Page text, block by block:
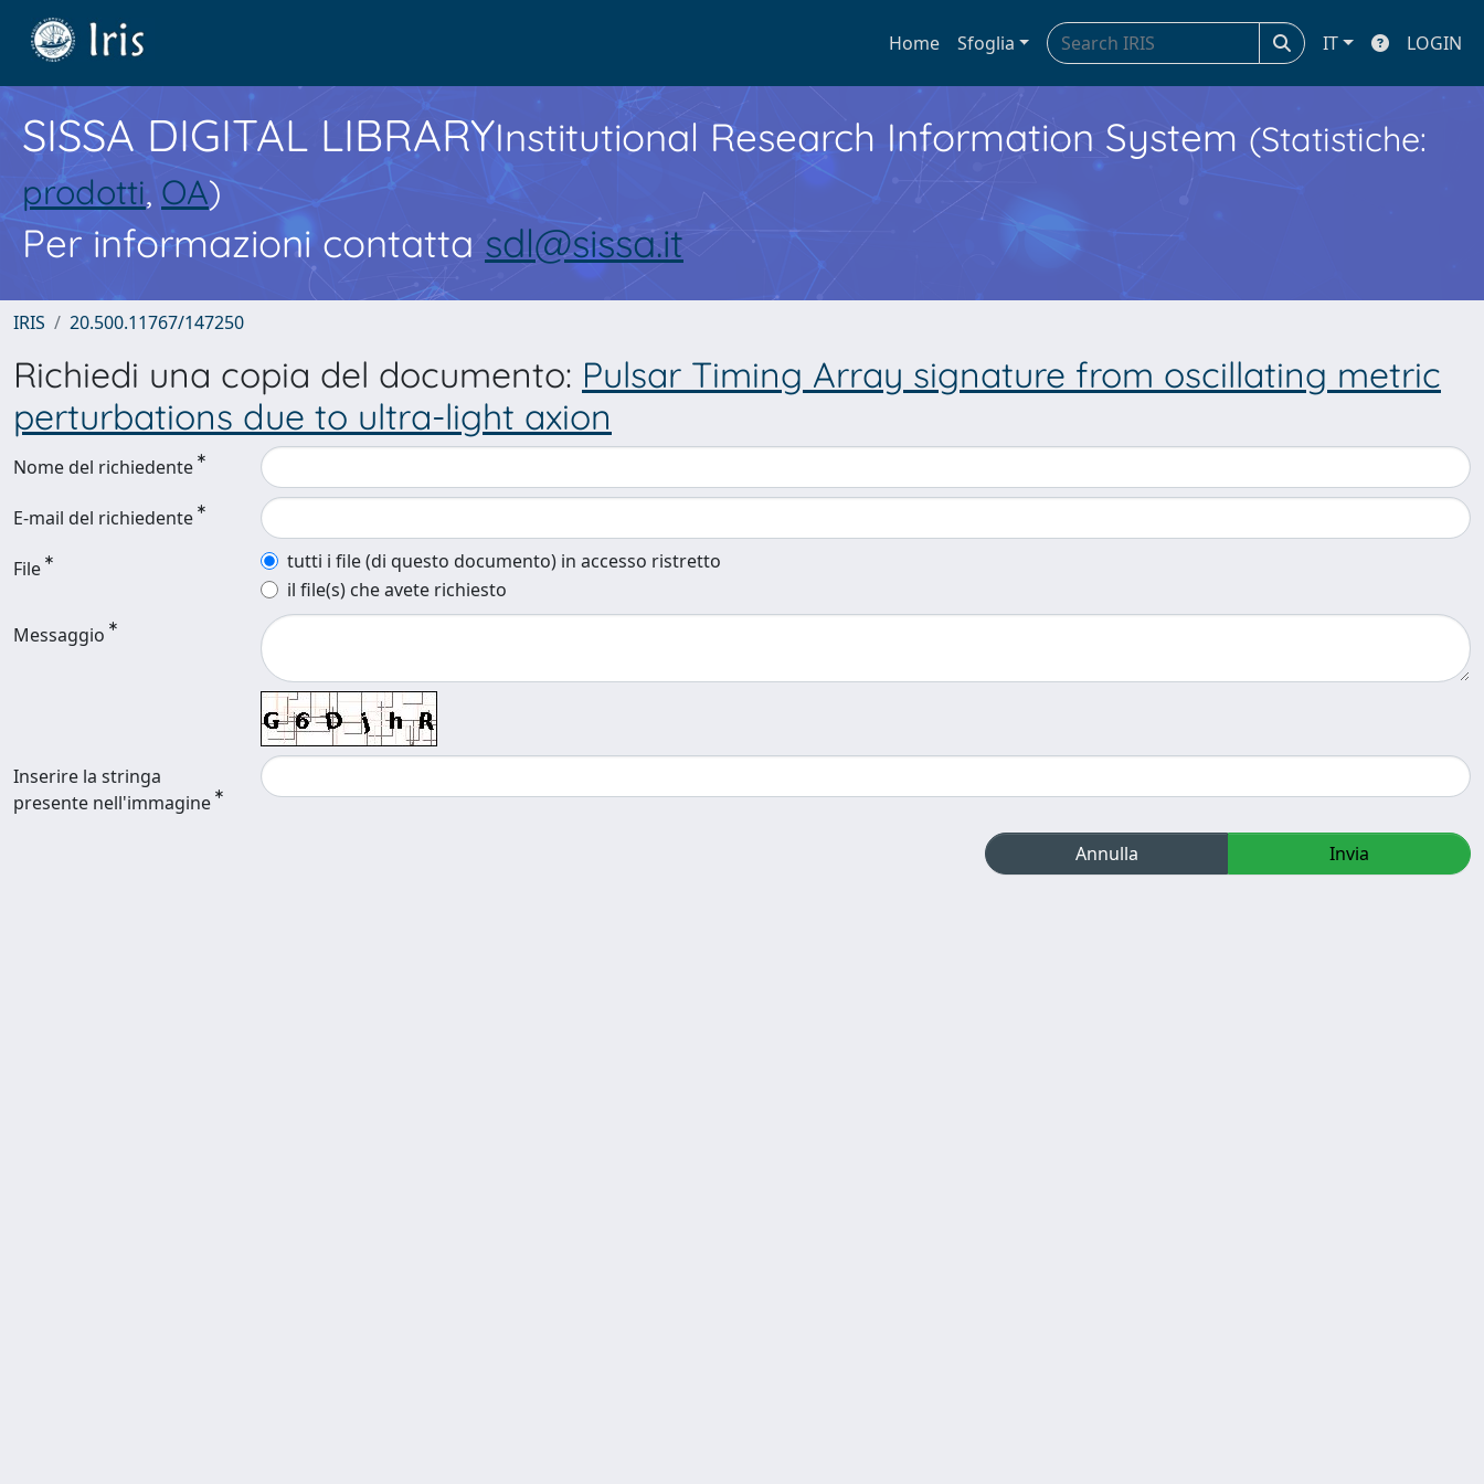
Home Sfoglia IT LOGIN
SISSA DIGITAL LIBRARYInstitutional Research Information System (Statistiche:
prodotti, OA)
Per informazioni contatta sdl@sissa.it
IRIS 20.500.11767/147250
Richiedi una copia del documento: Pulsar Timing Array signature from oscillating metric
perturbations due to ultra-light axion
Nome del richiedente
E-mail del richiedente
File
tutti i file (di questo documento) in accesso ristretto
il file(s) che avete richiesto
Messaggio
Inserire la stringa
presente nell'immagine
Annulla Invia